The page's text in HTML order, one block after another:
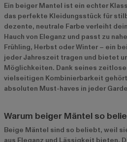
Ein beiger Mantel ist ein echter
das perfekte Kleidungsstück für
dezente, neutrale Farbe verleiht
Hauch von Eleganz und passt zu
Frühling, Herbst oder Winter – ein
jeder Jahreszeit tragen und bietet
Möglichkeiten. Dank seines
vielseitigen Kombinierbarkeit
absoluten Must-haves in jeder
Warum beiger Mäntel so
Beige Mäntel sind so beliebt, weil